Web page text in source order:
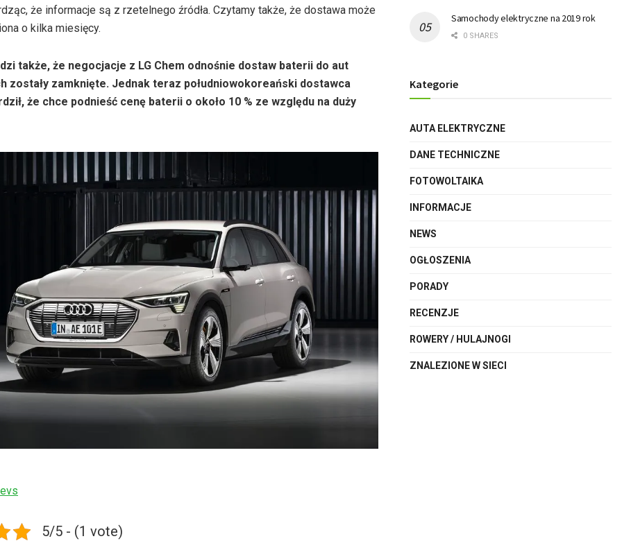
że informacje są z rzetelnego źródła. Czytamy także, że dostawa może
o kilka miesięcy.
także, że negocjacje z LG Chem odnośnie dostaw baterii do aut
zostały zamknięte. Jednak teraz południowokoreański dostawca
że chce podnieść cenę baterii o około 10 % ze względu na duży
5/5 - (1 vote)
Samochody elektryczne na 2019 rok
0 SHARES
Kategorie
AUTA ELEKTRYCZNE
DANE TECHNICZNE
FOTOWOLTAIKA
INFORMACJE
NEWS
OGŁOSZENIA
PORADY
RECENZJE
ROWERY / HULAJNOGI
ZNALEZIONE W SIECI